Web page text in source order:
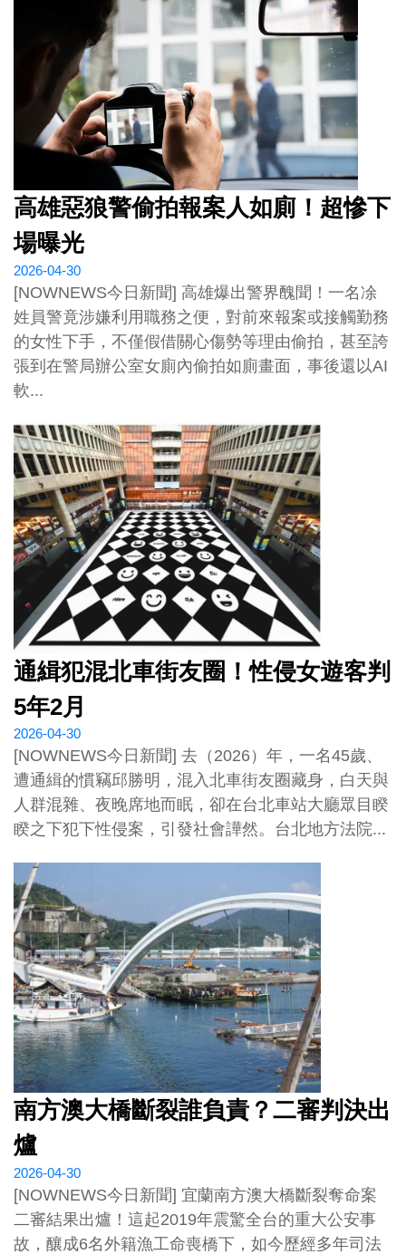
高雄惡狼警偷拍報案人如廁！超慘下
場曝光
2026-04-30
[NOWNEWS今日新聞] 高雄爆出警界醜聞！一名凃
姓員警竟涉嫌利用職務之便，對前來報案或接觸勤務
的女性下手，不僅假借關心傷勢等理由偷拍，甚至誇
張到在警局辦公室女廁內偷拍如廁畫面，事後還以AI
軟...
通緝犯混北車街友圈！性侵女遊客判
5年2月
2026-04-30
[NOWNEWS今日新聞] 去（2026）年，一名45歲、
遭通緝的慣竊邱勝明，混入北車街友圈藏身，白天與
人群混雜、夜晚席地而眠，卻在台北車站大廳眾目睽
睽之下犯下性侵案，引發社會譁然。台北地方法院...
南方澳大橋斷裂誰負責？二審判決出
爐
2026-04-30
[NOWNEWS今日新聞] 宜蘭南方澳大橋斷裂奪命案
二審結果出爐！這起2019年震驚全台的重大公安事
故，釀成6名外籍漁工命喪橋下，如今歷經多年司法